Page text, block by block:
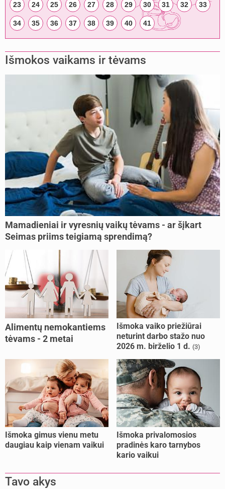
23 24 25 26 27 28 29 30 31 32 33
34 35 36 37 38 39 40 41
Išmokos vaikams ir tėvams
Mamadieniai ir vyresnių vaikų tėvams - ar šįkart
Seimas priims teigiamą sprendimą?
Alimentų nemokantiems
tėvams - 2 metai
Išmoka vaiko priežiūrai
neturint darbo stažo nuo
2026 m. birželio 1 d. (3)
Išmoka gimus vienu metu
daugiau kaip vienam vaikui
Išmoka privalomosios
pradinės karo tarnybos
kario vaikui
Tavo akys